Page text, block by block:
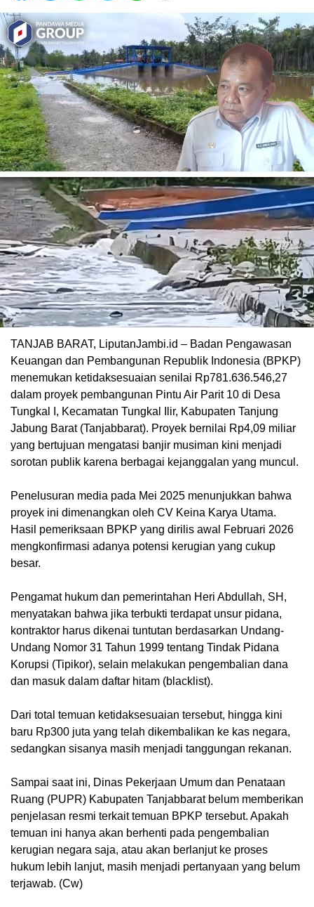
TANJAB BARAT, LiputanJambi.id – Badan Pengawasan
Keuangan dan Pembangunan Republik Indonesia (BPKP)
menemukan ketidaksesuaian senilai Rp781.636.546,27
dalam proyek pembangunan Pintu Air Parit 10 di Desa
Tungkal I, Kecamatan Tungkal Ilir, Kabupaten Tanjung
Jabung Barat (Tanjabbarat). Proyek bernilai Rp4,09 miliar
yang bertujuan mengatasi banjir musiman kini menjadi
sorotan publik karena berbagai kejanggalan yang muncul.
Penelusuran media pada Mei 2025 menunjukkan bahwa
proyek ini dimenangkan oleh CV Keina Karya Utama.
Hasil pemeriksaan BPKP yang dirilis awal Februari 2026
mengkonfirmasi adanya potensi kerugian yang cukup
besar.
Pengamat hukum dan pemerintahan Heri Abdullah, SH,
menyatakan bahwa jika terbukti terdapat unsur pidana,
kontraktor harus dikenai tuntutan berdasarkan Undang-
Undang Nomor 31 Tahun 1999 tentang Tindak Pidana
Korupsi (Tipikor), selain melakukan pengembalian dana
dan masuk dalam daftar hitam (blacklist).
Dari total temuan ketidaksesuaian tersebut, hingga kini
baru Rp300 juta yang telah dikembalikan ke kas negara,
sedangkan sisanya masih menjadi tanggungan rekanan.
Sampai saat ini, Dinas Pekerjaan Umum dan Penataan
Ruang (PUPR) Kabupaten Tanjabbarat belum memberikan
penjelasan resmi terkait temuan BPKP tersebut. Apakah
temuan ini hanya akan berhenti pada pengembalian
kerugian negara saja, atau akan berlanjut ke proses
hukum lebih lanjut, masih menjadi pertanyaan yang belum
terjawab. (Cw)